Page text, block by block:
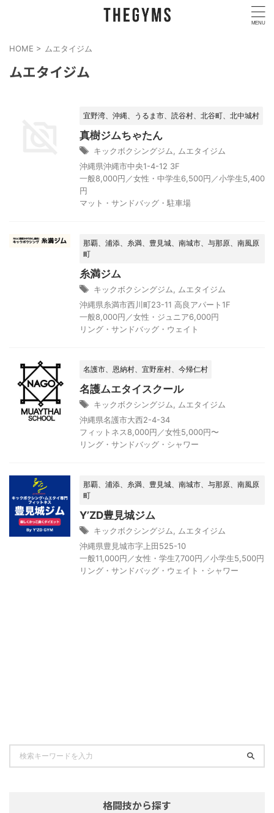
HOME > ムエタイジム
ムエタイジム
宜野湾、沖縄、うるま市、読谷村、北谷町、北中城村
真樹ジムちゃたん
キックボクシングジム
ムエタイジム
沖縄県沖縄市中央1-4-12 3F
一般8,000円／女性・中学生6,500円／小学生5,400
円
マット・サンドバッグ・駐車場
那覇、浦添、糸満、豊見城、南城市、与那原、南風原
町
糸満ジム
キックボクシングジム
ムエタイジム
沖縄県糸満市西川町23-11 高良アパート1F
一般8,000円／女性・ジュニア6,000円
リング・サンドバッグ・ウェイト
名護市、恩納村、宜野座村、今帰仁村
名護ムエタイスクール
キックボクシングジム
ムエタイジム
沖縄県名護市大西2-4-34
フィットネス8,000円／女性5,000円〜
リング・サンドバッグ・シャワー
那覇、浦添、糸満、豊見城、南城市、与那原、南風原
町
Y’ZD豊見城ジム
キックボクシングジム
ムエタイジム
沖縄県豊見城市字上田525-10
一般11,000円／女性・学生7,700円／小学生5,500円
リング・サンドバッグ・ウェイト・シャワー
格闘技から探す